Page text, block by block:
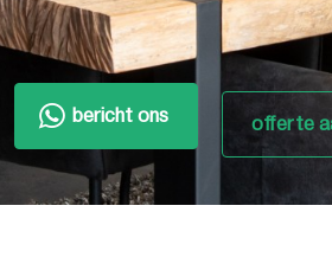
bericht ons offerte